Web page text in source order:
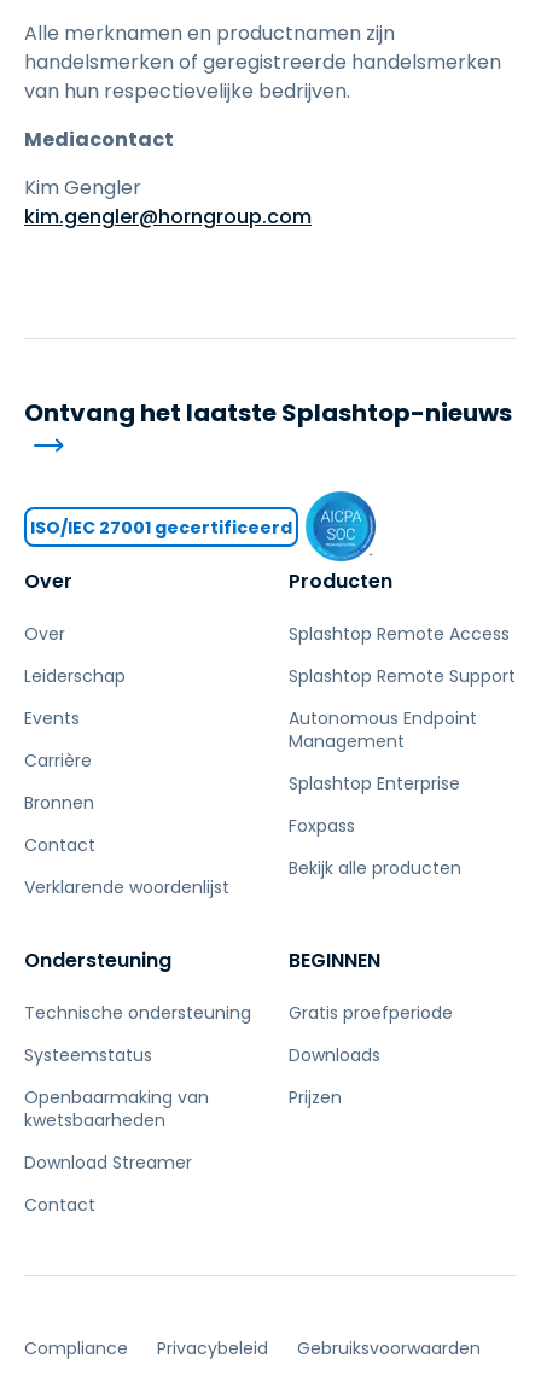
Alle merknamen en productnamen zijn
handelsmerken of geregistreerde handelsmerken
van hun respectievelijke bedrijven.
Mediacontact
Kim Gengler
kim.gengler@horngroup.com
Over
Over
Leiderschap
Events
Carrière
Bronnen
Contact
Verklarende woordenlijst
Producten
Splashtop Remote Access
Splashtop Remote Support
Autonomous Endpoint
Management
Splashtop Enterprise
Foxpass
Bekijk alle producten
Ondersteuning
Technische ondersteuning
Systeemstatus
Openbaarmaking van
kwetsbaarheden
Download Streamer
Contact
BEGINNEN
Gratis proefperiode
Downloads
Prijzen
Ontvang het laatste Splashtop-nieuws
ISO/IEC 27001 gecertificeerd
Compliance Privacybeleid Gebruiksvoorwaarden